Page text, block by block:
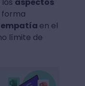
aspectos
forma
empatía en el
límite de